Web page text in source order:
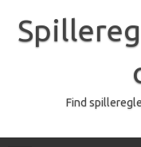
content
Find